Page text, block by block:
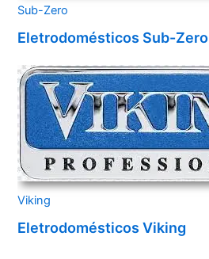
Sub-Zero
Eletrodomésticos Sub-Zero
Viking
Eletrodomésticos Viking